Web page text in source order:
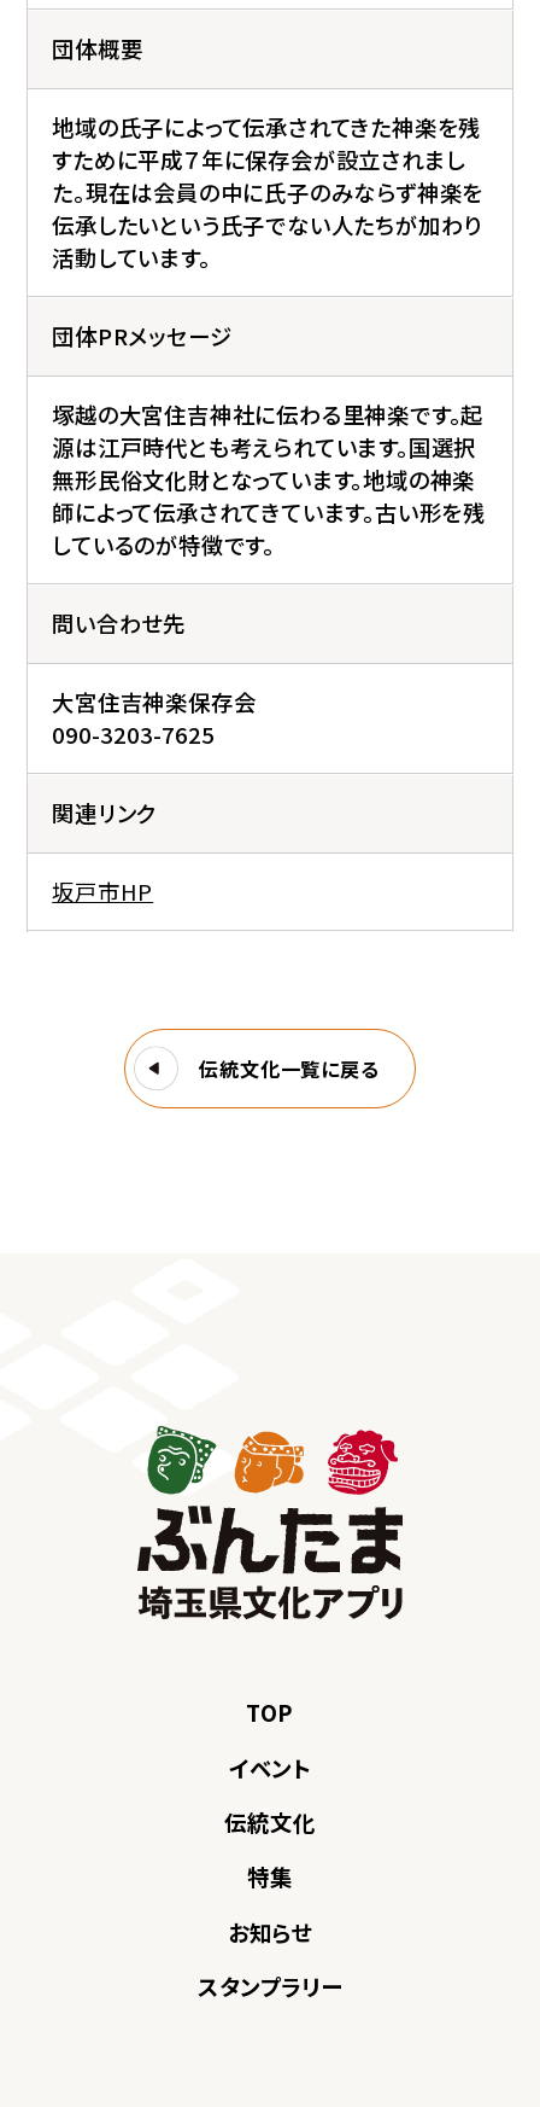
団体概要
地域の氏子によって伝承されてきた神楽を残
すために平成７年に保存会が設立されまし
た。現在は会員の中に氏子のみならず神楽を
伝承したいという氏子でない人たちが加わり
活動しています。
団体PRメッセージ
塚越の大宮住吉神社に伝わる里神楽です。起
源は江戸時代とも考えられています。国選択
無形民俗文化財となっています。地域の神楽
師によって伝承されてきています。古い形を残
しているのが特徴です。
問い合わせ先
大宮住吉神楽保存会
090-3203-7625
関連リンク
坂戸市HP
伝統文化一覧に戻る
TOP
イベント
伝統文化
特集
お知らせ
スタンプラリー